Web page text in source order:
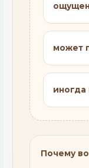
может
иногда
Почему